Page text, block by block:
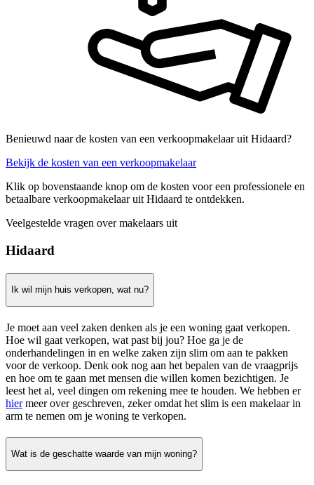
Benieuwd naar de kosten van een verkoopmakelaar uit Hidaard?
Bekijk de kosten van een verkoopmakelaar
Klik op bovenstaande knop om de kosten voor een professionele en
betaalbare verkoopmakelaar uit Hidaard te ontdekken.
Veelgestelde vragen over makelaars uit
Hidaard
Ik wil mijn huis verkopen, wat nu?
Je moet aan veel zaken denken als je een woning gaat verkopen.
Hoe wil gaat verkopen, wat past bij jou? Hoe ga je de
onderhandelingen in en welke zaken zijn slim om aan te pakken
voor de verkoop. Denk ook nog aan het bepalen van de vraagprijs
en hoe om te gaan met mensen die willen komen bezichtigen. Je
leest het al, veel dingen om rekening mee te houden. We hebben er
hiermeer over geschreven, zeker omdat het slim is een makelaar in
arm te nemen om je woning te verkopen.
Wat is de geschatte waarde van mijn woning?